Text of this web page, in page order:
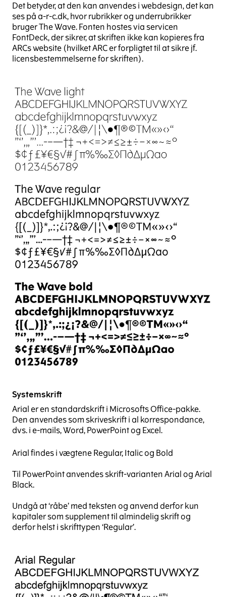
Det betyder, at den kan anvendes i web­design, det kan
ses på a-r-c.dk, hvor rubrikker og underrubrikker
bruger The Wave. Fonten hostes via servicen
FontDeck, der sikrer, at skriften ikke kan kopieres fra
ARCs website (hvilket ARC er forpligtet til at sikre jf.
licensbestemmelserne for skriften).
Systemskrift
Arial er en standardskrift i Microsofts Office-pakke.
Den anvendes som skriveskrift i al korrespondance,
dvs. i e-mails, Word, PowerPoint og Excel.
Arial findes i vægtene Regular, Italic og Bold
Til PowerPoint anvendes skrift-varianten Arial og Arial
Black.
Undgå at ‘råbe’ med teksten og anvend derfor kun
kapitaler som supplement til almindelig skrift og
derfor helst i skrifttypen ‘Regular’.